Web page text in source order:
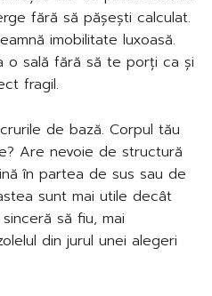
fără să pășești calculat.
imobilitate luxoasă.
o sală fără să te porți ca și
fragil.
de bază. Corpul tău
Are nevoie de structură
în partea de sus sau de
sunt mai utile decât
să fiu, mai
din jurul unei alegeri